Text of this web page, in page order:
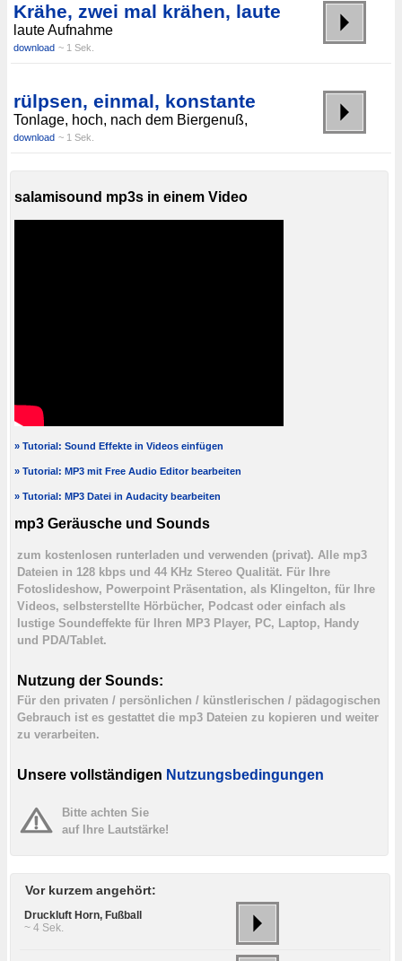
Krähe, zwei mal krähen, laute
laute Aufnahme
download ~ 1 Sek.
rülpsen, einmal, konstante
Tonlage, hoch, nach dem Biergenuß,
download ~ 1 Sek.
salamisound mp3s in einem Video
» Tutorial: Sound Effekte in Videos einfügen
» Tutorial: MP3 mit Free Audio Editor bearbeiten
» Tutorial: MP3 Datei in Audacity bearbeiten
mp3 Geräusche und Sounds
zum kostenlosen runterladen und verwenden (privat). Alle mp3
Dateien in 128 kbps und 44 KHz Stereo Qualität. Für Ihre
Fotoslideshow, Powerpoint Präsentation, als Klingelton, für Ihre
Videos, selbsterstellte Hörbücher, Podcast oder einfach als
lustige Soundeffekte für Ihren MP3 Player, PC, Laptop, Handy
und PDA/Tablet.
Nutzung der Sounds:
Für den privaten / persönlichen / künstlerischen / pädagogischen
Gebrauch ist es gestattet die mp3 Dateien zu kopieren und weiter
zu verarbeiten.
Unsere vollständigen Nutzungsbedingungen
Bitte achten Sie
auf Ihre Lautstärke!
Vor kurzem angehört:
Druckluft Horn, Fußball
~ 4 Sek.